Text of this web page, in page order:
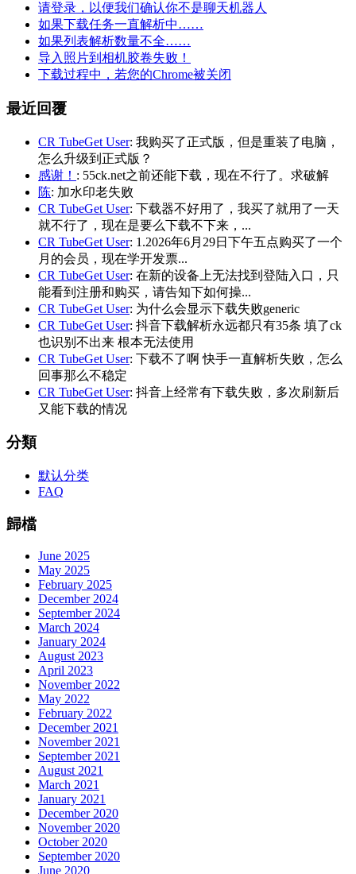
请登录，以便我们确认你不是聊天机器人
如果下载任务一直解析中……
如果列表解析数量不全……
导入照片到相机胶卷失败！
下载过程中，若您的Chrome被关闭
最近回覆
CR TubeGet User: 我购买了正式版，但是重装了电脑，
怎么升级到正式版？
感谢！ : 55ck.net之前还能下载，现在不行了。求破解
陈: 加水印老失败
CR TubeGet User: 下载器不好用了，我买了就用了一天
就不行了，现在是要么下载不下来，...
CR TubeGet User: 1.2026年6月29日下午五点购买了一个
月的会员，现在学开发票...
CR TubeGet User: 在新的设备上无法找到登陆入口，只
能看到注册和购买，请告知下如何操...
CR TubeGet User: 为什么会显示下载失败generic
CR TubeGet User: 抖音下载解析永远都只有35条 填了ck
也识别不出来 根本无法使用
CR TubeGet User: 下载不了啊 快手一直解析失败，怎么
回事那么不稳定
CR TubeGet User: 抖音上经常有下载失败，多次刷新后
又能下载的情况
分類
默认分类
FAQ
歸檔
June 2025
May 2025
February 2025
December 2024
September 2024
March 2024
January 2024
August 2023
April 2023
November 2022
May 2022
February 2022
December 2021
November 2021
September 2021
August 2021
March 2021
January 2021
December 2020
November 2020
October 2020
September 2020
June 2020